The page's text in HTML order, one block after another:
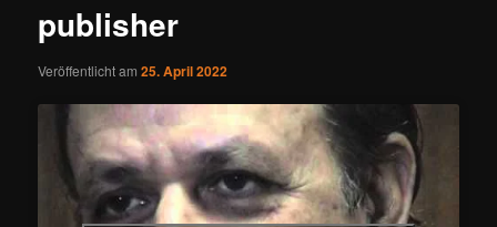
publisher
Veröffentlicht am25. April 2022